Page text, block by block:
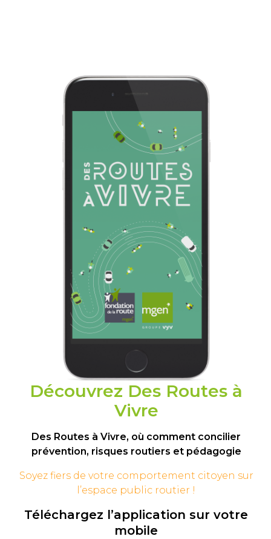
Découvrez Des Routes à
Vivre
Des Routes à Vivre, où comment concilier
prévention, risques routiers et pédagogie
Soyez fiers de votre comportement citoyen sur
l’espace public routier !
Téléchargez l’application sur votre
mobile